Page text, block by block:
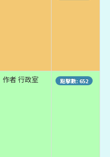
作者 行政室 點擊數: 652